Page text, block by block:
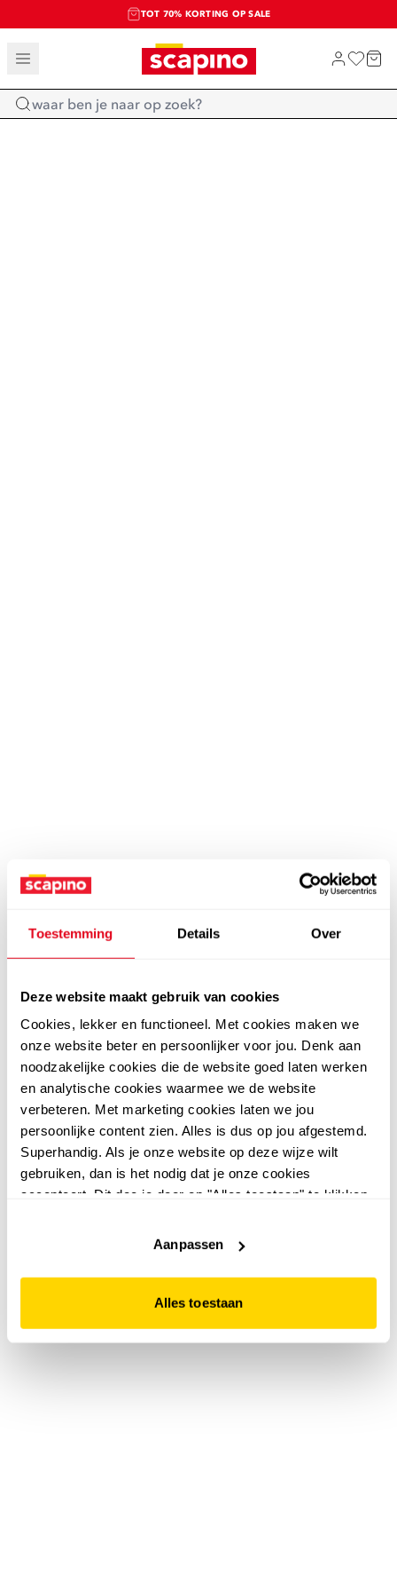
Toestemming Details Over
Deze website maakt gebruik van cookies
Cookies, lekker en functioneel. Met cookies maken we
onze website beter en persoonlijker voor jou. Denk aan
noodzakelijke cookies die de website goed laten werken
en analytische cookies waarmee we de website
verbeteren. Met marketing cookies laten we jou
persoonlijke content zien. Alles is dus op jou afgestemd.
Superhandig. Als je onze website op deze wijze wilt
gebruiken, dan is het nodig dat je onze cookies
accepteert. Dit doe je door op "Alles toestaan" te klikken.
website niet optimaal functioneert.
Aanpassen
Alles toestaan
TOT 70% KORTING OP SALE
SALE: LAATSTE KANS!
SHOP NIEUW
Home